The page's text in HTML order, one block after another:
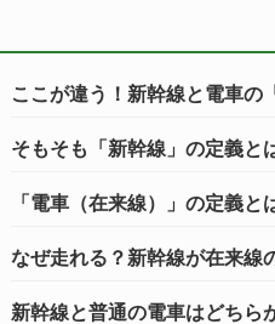
ここが違う！新幹線と電車の
そもそも「新幹線」の定義と
「電車（在来線）」の定義と
なぜ走れる？新幹線が在来線
新幹線と普通の電車はどちら